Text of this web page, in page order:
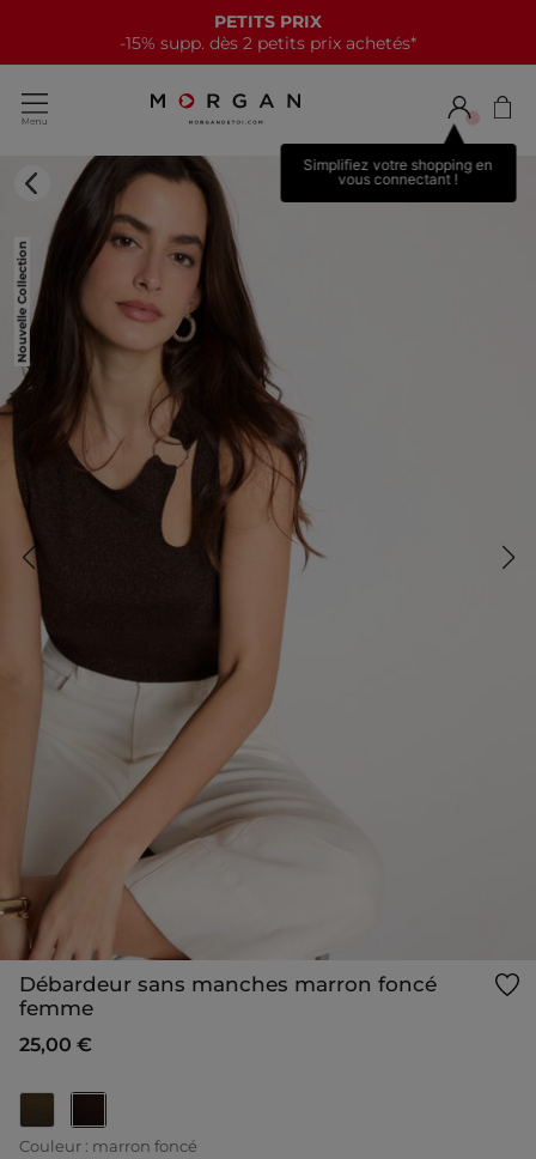
PETITS PRIX
-15% supp. dès 2 petits prix achetés*
Simplifiez votre shopping en
vous connectant !
Nouvelle Collection
Débardeur sans manches marron foncé
femme
25,00 €
selected
Couleur : marron foncé